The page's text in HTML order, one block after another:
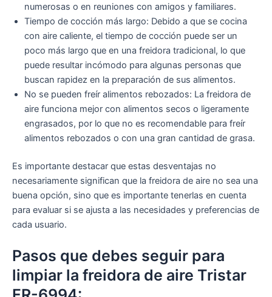
numerosas o en reuniones con amigos y familiares.
Tiempo de cocción más largo: Debido a que se cocina
con aire caliente, el tiempo de cocción puede ser un
poco más largo que en una freidora tradicional, lo que
puede resultar incómodo para algunas personas que
buscan rapidez en la preparación de sus alimentos.
No se pueden freír alimentos rebozados: La freidora de
aire funciona mejor con alimentos secos o ligeramente
engrasados, por lo que no es recomendable para freír
alimentos rebozados o con una gran cantidad de grasa.
Es importante destacar que estas desventajas no
necesariamente significan que la freidora de aire no sea una
buena opción, sino que es importante tenerlas en cuenta
para evaluar si se ajusta a las necesidades y preferencias de
cada usuario.
Pasos que debes seguir para
limpiar la freidora de aire Tristar